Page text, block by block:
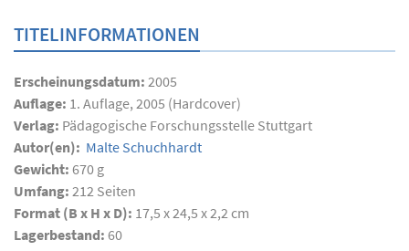
TITELINFORMATIONEN
Erscheinungsdatum: 2005
Auflage: 1. Auflage, 2005 (Hardcover)
Verlag: Pädagogische Forschungsstelle Stuttgart
Autor(en): Malte Schuchhardt
Gewicht: 670 g
Umfang: 212 Seiten
Format (B x H x D): 17,5 x 24,5 x 2,2 cm
Lagerbestand: 60